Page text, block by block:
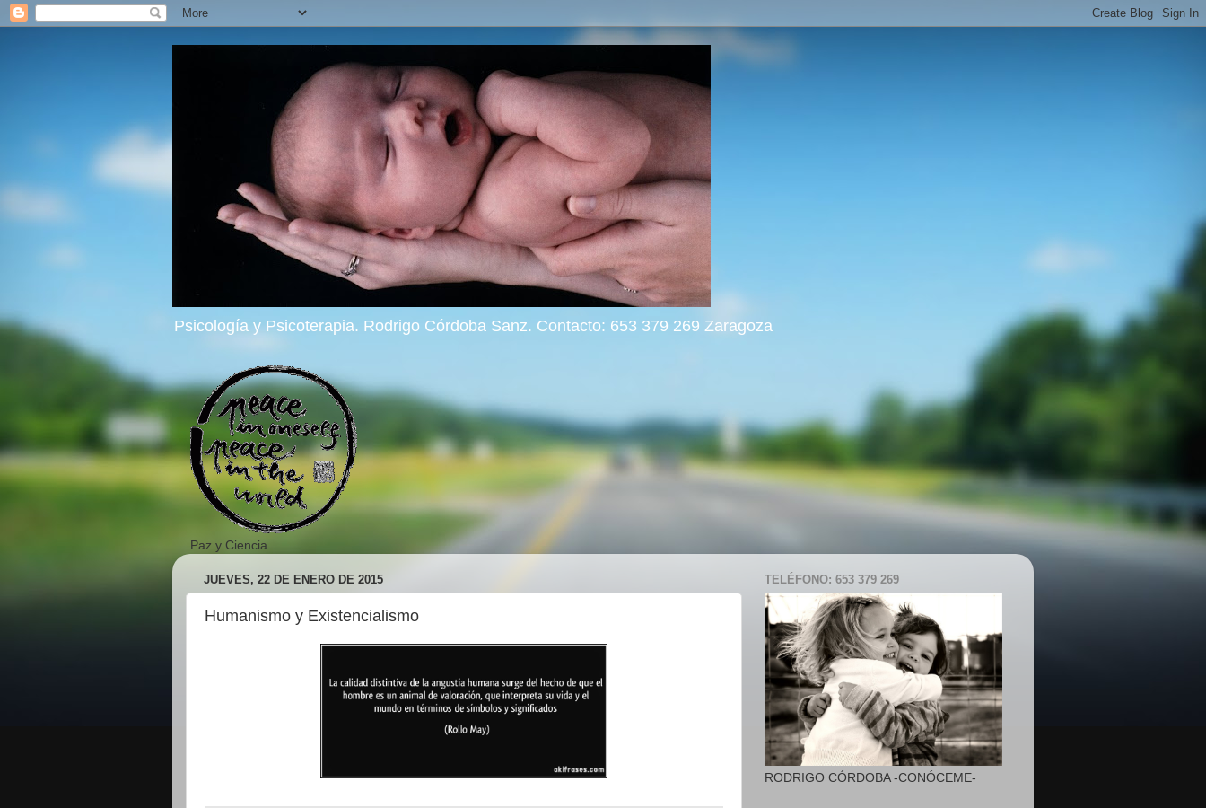
Psicología y Psicoterapia. Rodrigo Córdoba Sanz. Contacto: 653 379 269 Zaragoza
Paz y Ciencia
JUEVES, 22 DE ENERO DE 2015
Humanismo y Existencialismo
TELÉFONO: 653 379 269
RODRIGO CÓRDOBA -CONÓCEME-